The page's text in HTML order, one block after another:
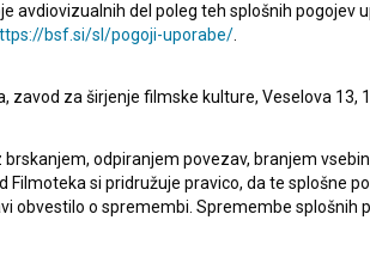
kjer je nastopil, jeVerpas (1986) .
avdiovizualnih del poleg teh splošnih pogojev
bsf.si/sl/pogoji-uporabe/
zavod za širjenje filmske kulture, Veselova 13,
odpiranjem povezav, branjem
Filmoteka si pridružuje pravico, da te splošne
obvestilo o spremembi. Spremembe